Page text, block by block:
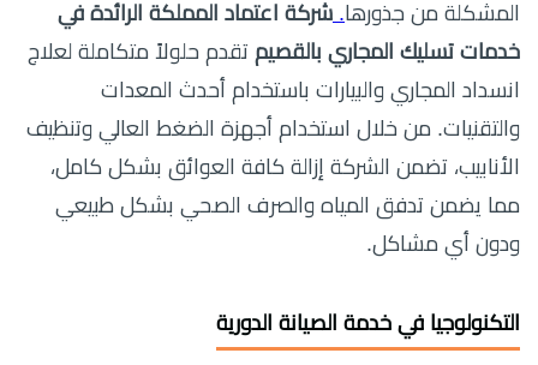
المشكلة من جذورها . شركة اعتماد المملكة الرائدة في
خدمات تسليك المجاري بالقصيم تقدم حلولاً متكاملة لعلاج
انسداد المجاري والبيارات باستخدام أحدث المعدات
والتقنيات. من خلال استخدام أجهزة الضغط العالي وتنظيف
الأنابيب، تضمن الشركة إزالة كافة العوائق بشكل كامل،
مما يضمن تدفق المياه والصرف الصحي بشكل طبيعي
ودون أي مشاكل.
التكنولوجيا في خدمة الصيانة الدورية